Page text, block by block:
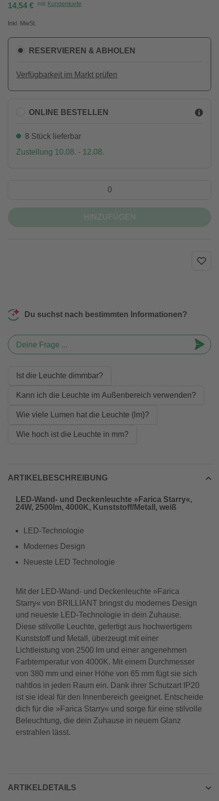
14,54 € mit Kundenkarte
Inkl. MwSt.
RESERVIEREN & ABHOLEN
Verfügbarkeit im Markt prüfen
ONLINE BESTELLEN
8 Stück lieferbar
Zustellung 10.08. - 12.08.
Du suchst nach bestimmten Informationen?
Deine Frage ...
Ist die Leuchte dimmbar?
Kann ich die Leuchte im Außenbereich verwenden?
Wie viele Lumen hat die Leuchte (lm)?
Wie hoch ist die Leuchte in mm?
ARTIKELBESCHREIBUNG
LED-Wand- und Deckenleuchte »Farica Starry«,
24W, 2500lm, 4000K, Kunststoff/Metall, weiß
LED-Technologie
Modernes Design
Neueste LED Technologie
Mit der LED-Wand- und Deckenleuchte »Farica
Starry« von BRILLIANT bringst du modernes Design
und neueste LED-Technologie in dein Zuhause.
Diese stilvolle Leuchte, gefertigt aus hochwertigem
Kunststoff und Metall, überzeugt mit einer
Lichtleistung von 2500 lm und einer angenehmen
Farbtemperatur von 4000K. Mit einem Durchmesser
von 380 mm und einer Höhe von 65 mm fügt sie sich
nahtlos in jeden Raum ein. Dank ihrer Schutzart IP20
ist sie ideal für den Innenbereich geeignet. Entscheide
dich für die »Farica Starry« und sorge für eine stilvolle
Beleuchtung, die dein Zuhause in neuem Glanz
erstrahlen lässt.
ARTIKELDETAILS